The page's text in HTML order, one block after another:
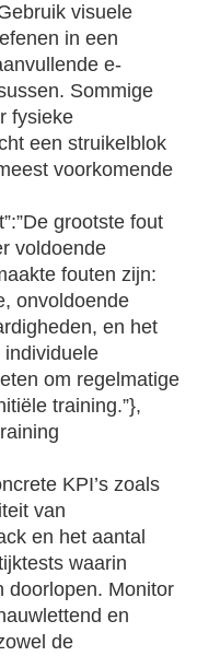
visuele
in een
e-
Sommige
fysieke
een struikelblok
voorkomende
grootste fout
voldoende
fouten zijn:
onvoldoende
en het
individuele
om regelmatige
training.”},
KPI’s zoals
van
en het aantal
waarin
doorlopen. Monitor
en
de